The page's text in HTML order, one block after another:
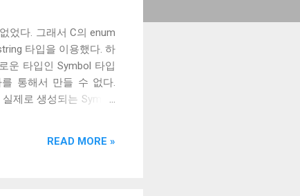
었다. 그래서 C의 enum
타입을 이용했다. 하
운 타입인 Symbol 타입
통해서 만들 수 없다.
제로 생성되는 Symbol
다. number 나 string 도
READ MORE »